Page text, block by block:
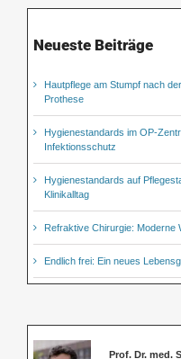
Neueste Beiträge
Hautpflege am Stumpf nach
Prothese
Hygienestandards im OP-
Infektionsschutz
Hygienestandards auf
Klinikalltag
Refraktive Chirurgie: Moderne
Endlich frei: Ein neues
Prof. Dr. med.